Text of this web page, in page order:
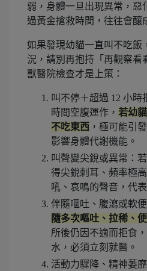
弱，身體一旦出現異常，惡
過黃金搶救時間，往往會釀
如果發現幼貓一直叫不吃飯
況，請別再抱持「再觀察看
獸醫院檢查才是上策：
叫不停＋超過 12 小
時間空腹運作， 若幼
不吃東西 ，極可能引
影響身體代謝機能。
叫聲變尖銳或異常：
得尖銳刺耳、頻率極
吼、哀鳴的聲音，代
伴隨嘔吐、腹瀉或軟便
隨多次嘔吐、拉稀、
所後仍因不適而拒食
水，必須立刻就醫。
活動力驟降、精神萎